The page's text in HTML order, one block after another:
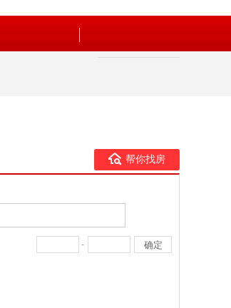
帮你找房
-